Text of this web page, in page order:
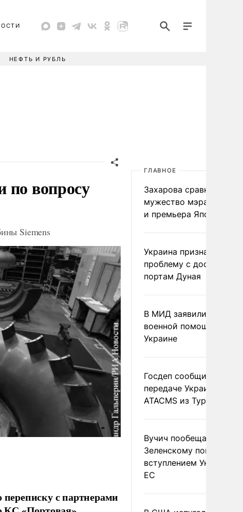
НЕФТЬ И РУБЛЬ
по вопросу
Siemens
с партнерами
ГЛАВНОЕ
Захарова сравнила
мужество мэра
и премьера Японии
Украина признала
проблему с доступом к
портам Дуная
В МИД заявили о
военной помощи
Украине
Госдеп сообщил о
передаче Украине
ATACMS из Турции
Вучич пообещал
Зеленскому помочь со
вступлением Украины в
ЕС